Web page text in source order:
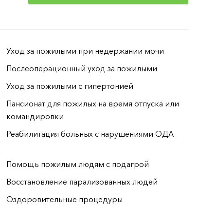
Уход за пожилыми при недержании мочи
Послеоперационный уход за пожилыми
Уход за пожилыми с гипертонией
Пансионат для пожилых на время отпуска или
командировки
Реабилитация больных с нарушениями ОДА
Помощь пожилым людям с подагрой
Восстановление парализованных людей
Оздоровительные процедуры